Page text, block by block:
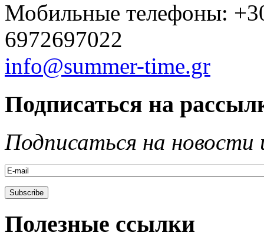
Мобильные телефоны:
6972697022
info@summer-time.gr
Подписаться на
Подписаться на новости
Полезные ссылки